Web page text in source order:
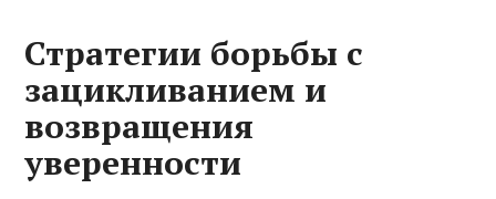
Стратегии борьбы с
зацикливанием и
возвращения
уверенности